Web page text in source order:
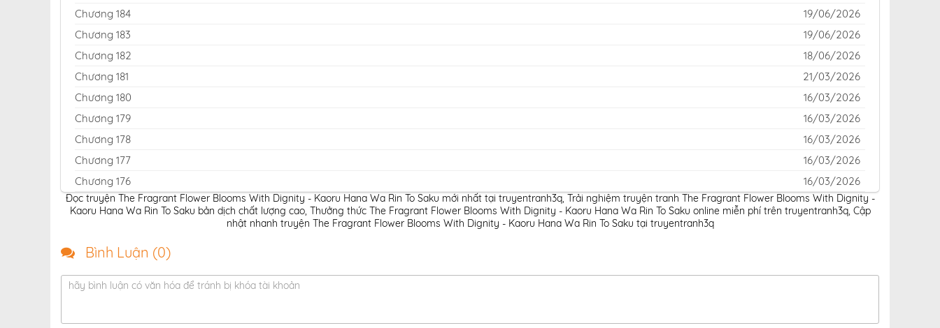
Chương 184
19/06/2026
Chương 183
19/06/2026
Chương 182
18/06/2026
Chương 181
21/03/2026
Chương 180
16/03/2026
Chương 179
16/03/2026
Chương 178
16/03/2026
Chương 177
16/03/2026
Chương 176
16/03/2026
Chương 175
16/03/2026
Chương 173
Chương 171
Đọc truyện The Fragrant Flower Blooms With Dignity - Kaoru Hana Wa Rin To Saku mới nhất tại truyentranh3q, Trải nghiệm truyện tranh The Fragrant Flower Blooms With Dignity -
Kaoru Hana Wa Rin To Saku bản dịch chất lượng cao, Thưởng thức The Fragrant Flower Blooms With Dignity - Kaoru Hana Wa Rin To Saku online miễn phí trên truyentranh3q, Cập
nhật nhanh truyện The Fragrant Flower Blooms With Dignity - Kaoru Hana Wa Rin To Saku tại truyentranh3q
Bình Luận (0)
hãy bình luận có văn hóa để tránh bị khóa tài khoản